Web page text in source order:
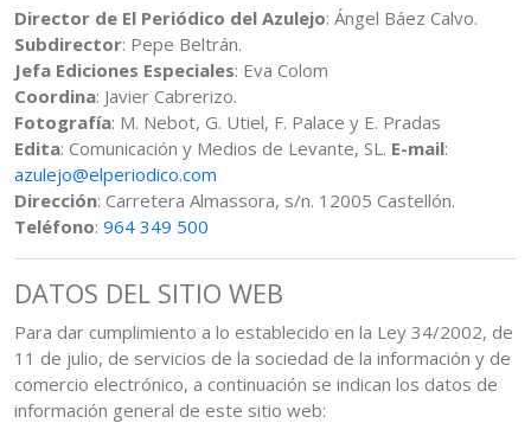
Director de El Periódico del Azulejo: Ángel Báez Calvo.
Subdirector: Pepe Beltrán.
Jefa Ediciones Especiales: Eva Colom
Coordina: Javier Cabrerizo.
Fotografía: M. Nebot, G. Utiel, F. Palace y E. Pradas
Edita: Comunicación y Medios de Levante, SL. E-mail:
azulejo@elperiodico.com
Dirección: Carretera Almassora, s/n. 12005 Castellón.
Teléfono: 964 349 500
DATOS DEL SITIO WEB
Para dar cumplimiento a lo establecido en la Ley 34/2002, de
11 de julio, de servicios de la sociedad de la información y de
comercio electrónico, a continuación se indican los datos de
información general de este sitio web: